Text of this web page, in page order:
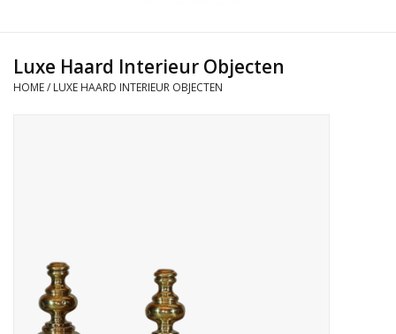
Toebehoren
Decoratieve Outdoor
Objecten
Luxe Haard Interieur Objecten
HOME/ LUXE HAARD INTERIEUR OBJECTEN